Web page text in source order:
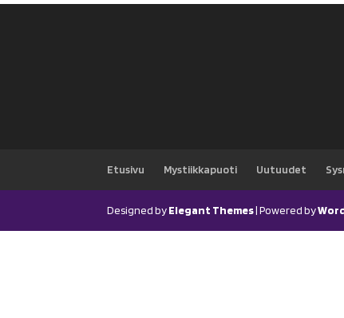
Etusivu Mystiikkapuoti Uutuudet
Designed byElegant Themes| Powered by